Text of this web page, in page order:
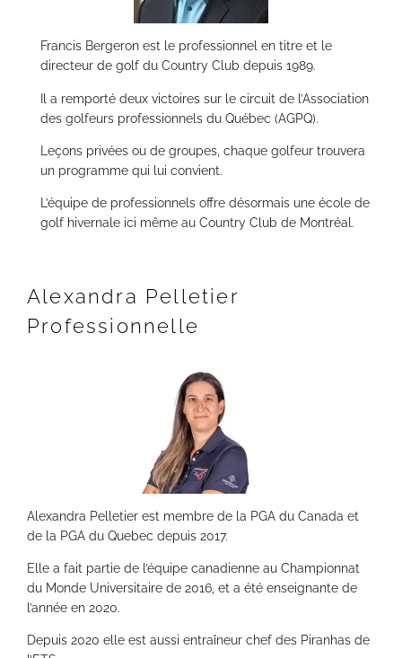
Francis Bergeron est le professionnel en titre et le
directeur de golf du Country Club depuis 1989.
Il a remporté deux victoires sur le circuit de l’Association
des golfeurs professionnels du Québec (AGPQ).
Leçons privées ou de groupes, chaque golfeur trouvera
un programme qui lui convient.
L’équipe de professionnels offre désormais une école de
golf hivernale ici même au Country Club de Montréal.
Alexandra Pelletier
Professionnelle
Alexandra Pelletier est membre de la PGA du Canada et
de la PGA du Quebec depuis 2017.
Elle a fait partie de l’équipe canadienne au Championnat
du Monde Universitaire de 2016, et a été enseignante de
l’année en 2020.
Depuis 2020 elle est aussi entraîneur chef des Piranhas de